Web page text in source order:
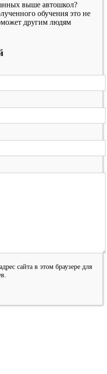
выше автошкол?
обучения это не
другим людям
сайта в этом браузере для